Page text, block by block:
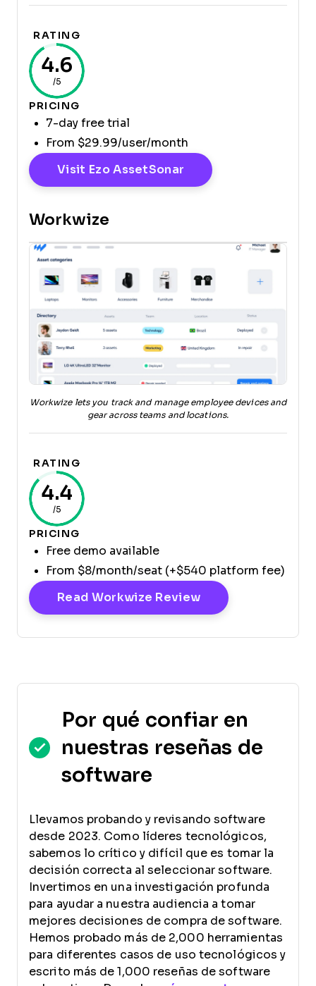
RATING
4.6
/5
PRICING
7-day free trial
From $29.99/user/month
Visit Ezo AssetSonar Opens New Window
Workwize
Workwize lets you track and manage employee devices and
gear across teams and locations.
RATING
4.4
/5
PRICING
Free demo available
From $8/month/seat (+$540 platform fee)
Read Workwize ReviewOpens New
Por qué confiar en
nuestras reseñas de
software
Llevamos probando y revisando software
desde 2023. Como líderes tecnológicos,
sabemos lo crítico y difícil que es tomar la
decisión correcta al seleccionar software.
Invertimos en una investigación profunda
para ayudar a nuestra audiencia a tomar
mejores decisiones de compra de software.
Hemos probado más de 2,000 herramientas
para diferentes casos de uso tecnológicos y
escrito más de 1,000 reseñas de software